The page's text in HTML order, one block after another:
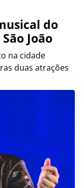
do
João
na cidade
duas atrações